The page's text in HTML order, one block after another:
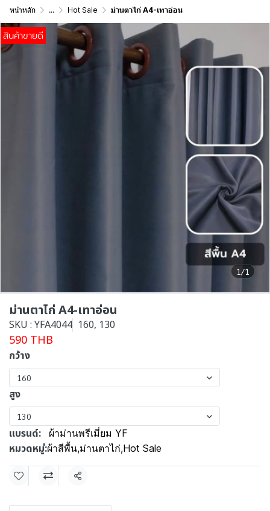
หน้าหลัก ... Hot Sale ม่านตาไก่ A4-เทาอ่อน
1/1
สินค้าขายดี
ม่านตาไก่ A4-เทาอ่อน
SKU : YFA4044 160, 130
590 THB
กว้าง
160
สูง
130
แบรนด์: ผ้าม่านพรีเมี่ยม YF
หมวดหมู่:ผ้าสีพื้น,ม่านตาไก่,Hot Sale
แชร์